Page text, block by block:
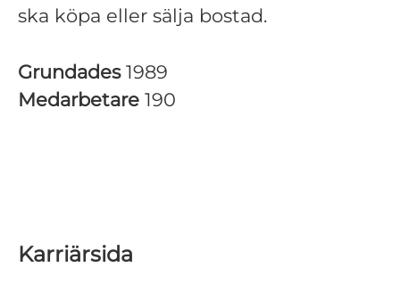
ska köpa eller sälja bostad.
Grundades 1989
Medarbetare 190
Karriärsida